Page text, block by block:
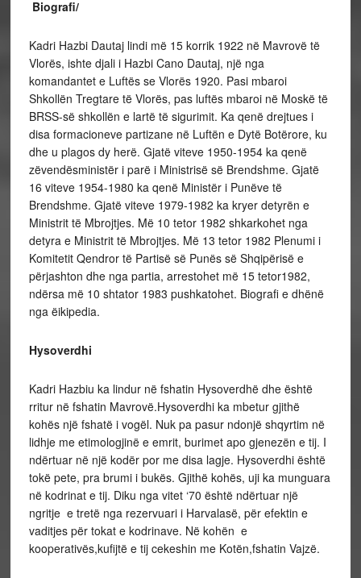
Biografi/
Kadri Hazbi Dautaj lindi më 15 korrik 1922 në Mavrovë të
Vlorës, ishte djali i Hazbi Cano Dautaj, një nga
komandantet e Luftës se Vlorës 1920. Pasi mbaroi
Shkollën Tregtare të Vlorës, pas luftës mbaroi në Moskë të
BRSS-së shkollën e lartë të sigurimit. Ka qenë drejtues i
disa formacioneve partizane në Luftën e Dytë Botërore, ku
dhe u plagos dy herë. Gjatë viteve 1950-1954 ka qenë
zëvendësministër i parë i Ministrisë së Brendshme. Gjatë
16 viteve 1954-1980 ka qenë Ministër i Punëve të
Brendshme. Gjatë viteve 1979-1982 ka kryer detyrën e
Ministrit të Mbrojtjes. Më 10 tetor 1982 shkarkohet nga
detyra e Ministrit të Mbrojtjes. Më 13 tetor 1982 Plenumi i
Komitetit Qendror të Partisë së Punës së Shqipërisë e
përjashton dhe nga partia, arrestohet më 15 tetor1982,
ndërsa më 10 shtator 1983 pushkatohet. Biografi e dhënë
nga ëikipedia.
Hysoverdhi
Kadri Hazbiu ka lindur në fshatin Hysoverdhë dhe është
rritur në fshatin Mavrovë.Hysoverdhi ka mbetur gjithë
kohës një fshatë i vogël. Nuk pa pasur ndonjë shqyrtim në
lidhje me etimologjinë e emrit, burimet apo gjenezën e tij. I
ndërtuar në një kodër por me disa lagje. Hysoverdhi është
tokë pete, pra brumi i bukës. Gjithë kohës, uji ka munguara
në kodrinat e tij. Diku nga vitet ‘70 është ndërtuar një
ngritje e tretë nga rezervuari i Harvalasë, për efektin e
vaditjes për tokat e kodrinave. Në kohën e
kooperativës,kufijtë e tij cekeshin me Kotën,fshatin Vajzë.